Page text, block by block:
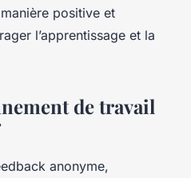
positive et
l’apprentissage et la
de travail
anonyme,